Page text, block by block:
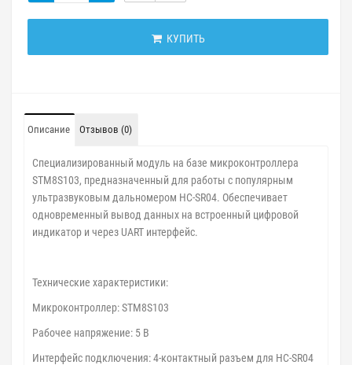
КУПИТЬ
Описание Отзывов (0)
Специализированный модуль на базе микроконтроллера
STM8S103, предназначенный для работы с популярным
ультразвуковым дальномером HC-SR04. Обеспечивает
одновременный вывод данных на встроенный цифровой
индикатор и через UART интерфейс.
Технические характеристики:
Микроконтроллер: STM8S103
Рабочее напряжение: 5 В
Интерфейс подключения: 4-контактный разъем для HC-SR04